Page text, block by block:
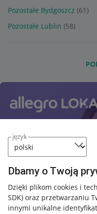
język
Dbamy o Twoją
Dzięki plikom cookies i
SDK) oraz przetwarzaniu
innymi unikalne
Pozostałe Bydgoszcz (61)
Pozostałe Lublin (58)